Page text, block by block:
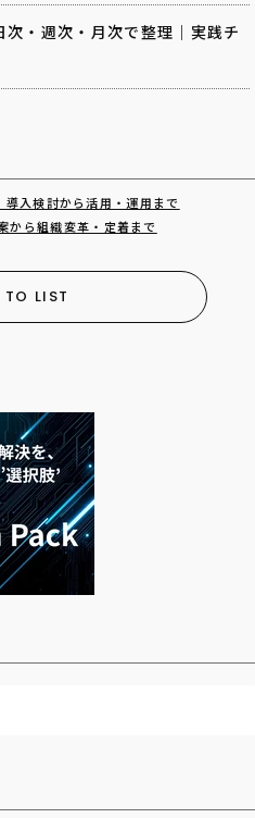
・週次・月次で整理｜実践チ
入検討から活用・運用まで
から組織変革・定着まで
TO LIST